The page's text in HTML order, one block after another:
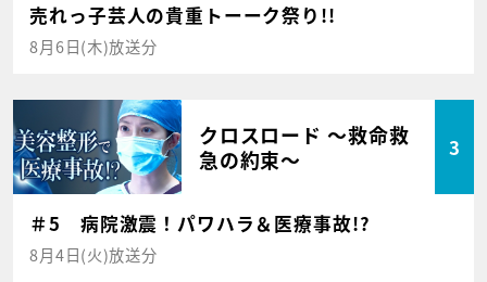
売れっ子芸人の貴重トーーク祭り!!
8月6日(木)放送分
クロスロード ～救命救
急の約束～
3
＃5 病院激震！パワハラ＆医療事故!?
8月4日(火)放送分